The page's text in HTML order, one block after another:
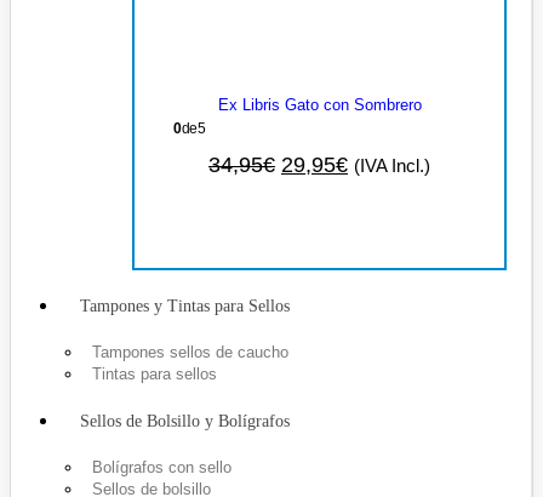
Ex Libris Gato con Sombrero
0de 5
34,95€ 29,95€ (IVA Incl.)
Tampones y Tintas para Sellos
Tampones sellos de caucho
Tintas para sellos
Sellos de Bolsillo y Bolígrafos
Bolígrafos con sello
Sellos de bolsillo